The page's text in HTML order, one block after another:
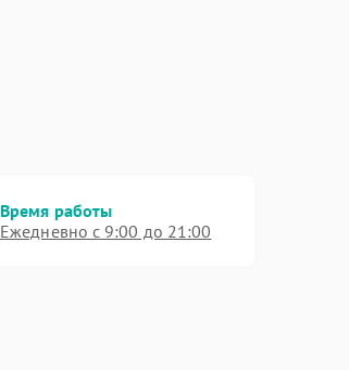
Время работы
Ежедневно с 9:00 до 21:00